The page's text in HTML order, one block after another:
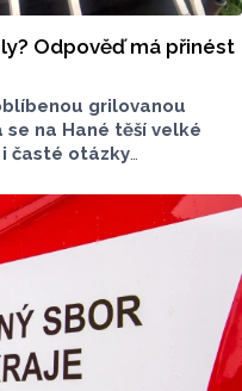
Odpověď má přinést
grilovanou
na Hané těší velké
časté otázky
tyto informace
pečou makrely?“